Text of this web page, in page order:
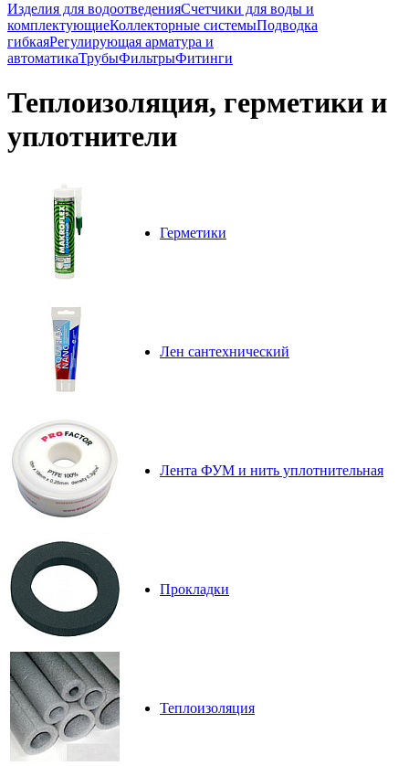
Изделия для водоотведенияСчетчики для воды и
комплектующиеКоллекторные системыПодводка
гибкаяРегулирующая арматура и
автоматикаТрубыФильтрыФитинги
Теплоизоляция, герметики и
уплотнители
Герметики
Лен сантехнический
Лента ФУМ и нить уплотнительная
Прокладки
Теплоизоляция